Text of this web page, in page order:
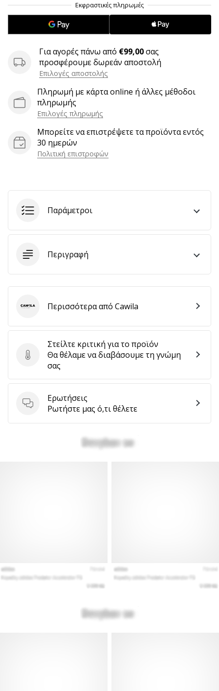
σας
ιστότοπο,
ιστολόγιο,
Facebook
συζητήσεων;
Αφήστε
σας
αποφέρουν
Εμφάνιση
των
Για αγορές πάνω από €99,00σας
προσφέρουμε δωρεάν αποστολή
Επιλογές αποστολής
Πληρωμή με κάρτα online ή άλλες μέθοδοι
πληρωμής
Επιλογές πληρωμής
Μπορείτε να επιστρέψετε τα προϊόντα εντός
30 ημερών
Πολιτική επιστροφών
Παράμετροι
Περιγραφή
Στείλτε κριτική για το προϊόν
Στείλτε κριτική για το προϊόν
Θα θέλαμε να διαβάσουμε τη γνώμη
σας
Ερωτήσεις
Ερωτήσεις
Ρωτήστε μας ό,τι θέλετε
CawilaΠερισσότερα από Cawila